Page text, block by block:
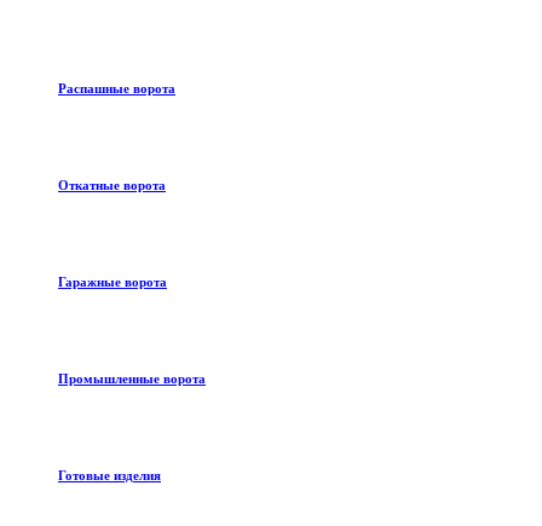
Распашные ворота
Откатные ворота
Гаражные ворота
Промышленные ворота
Готовые изделия